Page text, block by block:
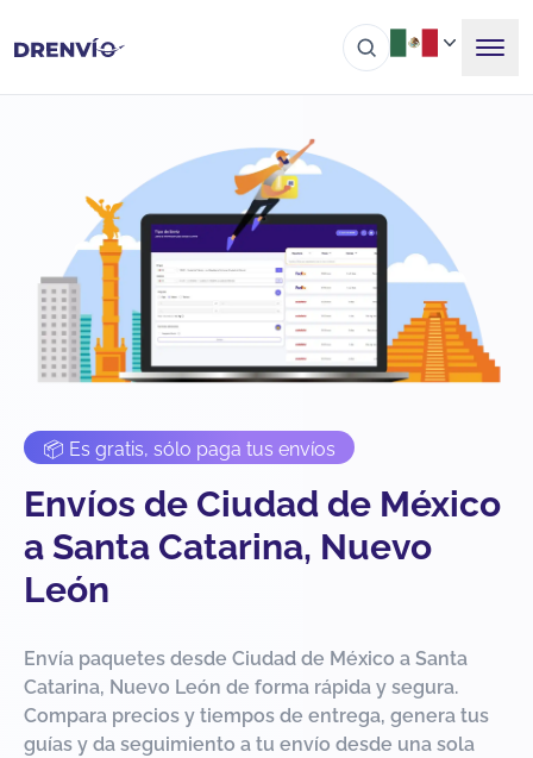
📦 Es gratis, sólo paga tus envíos
Envíos de Ciudad de México
a Santa Catarina, Nuevo
León
Envía paquetes desde Ciudad de México a Santa
Catarina, Nuevo León de forma rápida y segura.
Compara precios y tiempos de entrega, genera tus
guías y da seguimiento a tu envío desde una sola